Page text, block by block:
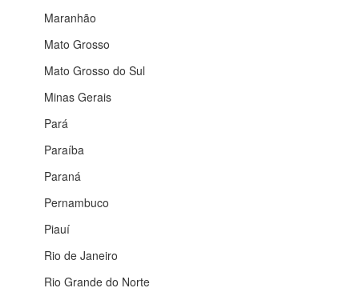
Maranhão
Mato Grosso
Mato Grosso do Sul
Minas Gerais
Pará
Paraíba
Paraná
Pernambuco
Piauí
Rio de Janeiro
Rio Grande do Norte